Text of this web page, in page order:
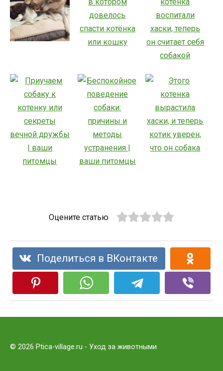
Оцените статью
Поделиться в ВКонтакте
© 2026 Ptica-village.ru - Уход за животными